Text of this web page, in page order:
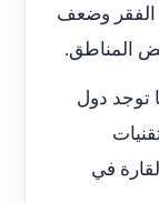
الفقر وضعف
المناطق.
توجد دول
في